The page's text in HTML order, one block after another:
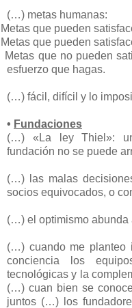
(…) metas humanas:
Metas que pueden
Metas que pueden
Metas que no pueden
esfuerzo que hagas.
(…) fácil, difícil y lo
• Fundaciones
(…) «La ley Thiel»:
fundación no se puede
(…) las malas
socios equivocados, o
(…) el optimismo
(…) cuando me planteo
conciencia los
tecnológicas y la
(…) cuan bien se
juntos (…) los